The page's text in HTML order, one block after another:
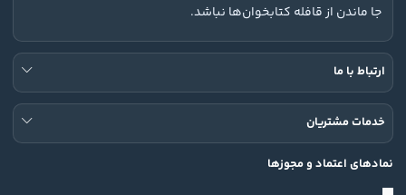
جا ماندن از قافله کتابخوان‌ها نباشد.
ارتباط با ما
خدمات مشتریان
نمادهای اعتماد و مجوزها